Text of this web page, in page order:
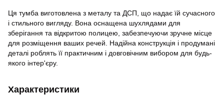
Ця тумба виготовлена з металу та ДСП, що надає їй сучасного
і стильного вигляду. Вона оснащена шухлядами для
зберігання та відкритою полицею, забезпечуючи зручне місце
для розміщення ваших речей. Надійна конструкція і продумані
деталі роблять її практичним і довговічним вибором для будь-
якого інтер'єру.
Характеристики